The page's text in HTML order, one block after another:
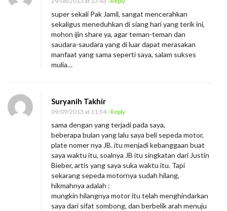
super sekali Pak Jamil, sangat mencerahkan
sekaligus meneduhkan di siang hari yang terik ini,
mohon ijin share ya, agar teman-teman dan
saudara-saudara yang di luar dapat merasakan
manfaat yang sama seperti saya, salam sukses
mulia…
Suryanih Takhir
09/09/2013 at 11:54- Reply
sama dengan yang terjadi pada saya,
beberapa bulan yang lalu saya beli sepeda motor,
plate nomer nya JB. itu menjadi kebanggaan buat
saya waktu itu, soalnya JB itu singkatan dari Justin
Bieber, artis yang saya suka waktu itu. Tapi
sekarang sepeda motornya sudah hilang,
hikmahnya adalah :
mungkin hilangnya motor itu telah menghindarkan
saya dari sifat sombong, dan berbelik arah menuju